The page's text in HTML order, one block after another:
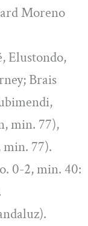
Moreno
Elustondo,
Brais
min. 77),
min. 77).
0-2, min. 40: